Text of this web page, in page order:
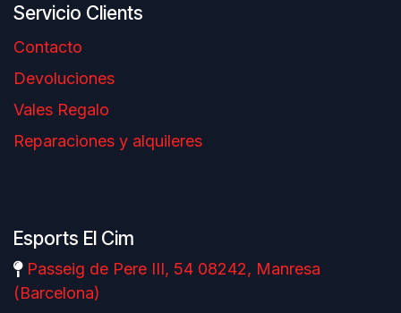
Servicio Clients
Contacto
Devoluciones
Vales Regalo
Reparaciones y alquileres
Esports El Cim
Passeig de Pere III, 54 08242, Manresa
(Barcelona)